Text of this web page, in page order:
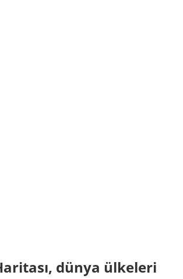
dünya ülkeleri